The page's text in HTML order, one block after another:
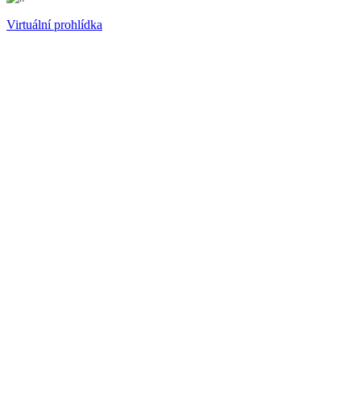
Virtuální prohlídka